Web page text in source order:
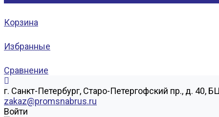
Корзина
Избранные
Сравнение
г. Санкт-Петербург, Старо-Петергофский пр., д. 40,
zakaz@promsnabrus.ru
Войти